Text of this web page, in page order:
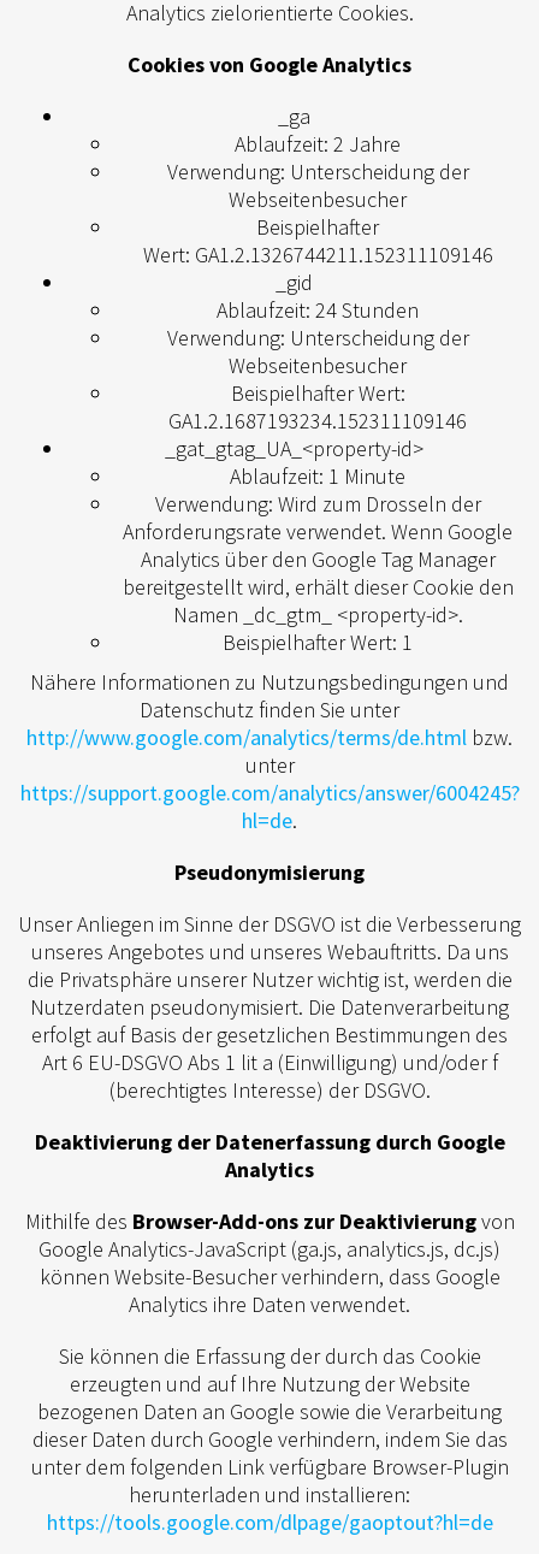
Analytics zielorientierte Cookies.
Cookies von Google Analytics
_ga
Ablaufzeit: 2 Jahre
Verwendung: Unterscheidung der
Webseitenbesucher
Beispielhafter
Wert: GA1.2.1326744211.152311109146
_gid
Ablaufzeit: 24 Stunden
Verwendung: Unterscheidung der
Webseitenbesucher
Beispielhafter Wert:
GA1.2.1687193234.152311109146
_gat_gtag_UA_<property-id>
Ablaufzeit: 1 Minute
Verwendung: Wird zum Drosseln der
Anforderungsrate verwendet. Wenn Google
Analytics über den Google Tag Manager
bereitgestellt wird, erhält dieser Cookie den
Namen _dc_gtm_ <property-id>.
Beispielhafter Wert: 1
Nähere Informationen zu Nutzungsbedingungen und
Datenschutz finden Sie unter
http://www.google.com/analytics/terms/de.html bzw.
unter
https://support.google.com/analytics/answer/6004245?
hl=de.
Pseudonymisierung
Unser Anliegen im Sinne der DSGVO ist die Verbesserung
unseres Angebotes und unseres Webauftritts. Da uns
die Privatsphäre unserer Nutzer wichtig ist, werden die
Nutzerdaten pseudonymisiert. Die Datenverarbeitung
erfolgt auf Basis der gesetzlichen Bestimmungen des
Art 6 EU-DSGVO Abs 1 lit a (Einwilligung) und/oder f
(berechtigtes Interesse) der DSGVO.
Deaktivierung der Datenerfassung durch Google
Analytics
Mithilfe des Browser-Add-ons zur Deaktivierungvon
Google Analytics-JavaScript (ga.js, analytics.js, dc.js)
können Website-Besucher verhindern, dass Google
Analytics ihre Daten verwendet.
Sie können die Erfassung der durch das Cookie
erzeugten und auf Ihre Nutzung der Website
bezogenen Daten an Google sowie die Verarbeitung
dieser Daten durch Google verhindern, indem Sie das
unter dem folgenden Link verfügbare Browser-Plugin
herunterladen und installieren:
https://tools.google.com/dlpage/gaoptout?hl=de